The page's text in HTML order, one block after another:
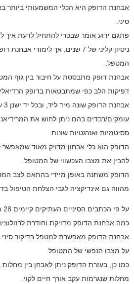
אבחנת הדופק היא הכלי המשמעותי ביותר
סיני.
פתגם ידוע אומר שבכדי להתחיל לדעת איך
ניסיון קליני של 7 שנים, אך
המטפל.
אבחנת דופק מתבססת על חיבור בין גוף
דפיקות הלב כפי שמתבטאות בדופק הרדיאלי
עומקים/רבדים בהם ניתן לחוש את
ססיטמיות ואנרגטיות שונות.
הדופק הוא כלי אבחון מדויק מאוד שמאפשר
להבין את מצבו העכשווי של המטופל.
הדופק משתנה באופן מיידי בהתאם לצב
מהווה גם אינדיקציה לגבי הצלחת הטיפול
כמה אבחנת הדופק מדויקת וחודרת
אבחנת הדופק מאפשרת למטפל בדיקור סיני
על מצבו הנפשי של המטופל.
כמו כן, בעזרת הדופק ניתן לאבחן בין מחלות
מחלות שנגרמות עקב אורך חיים לקוי.